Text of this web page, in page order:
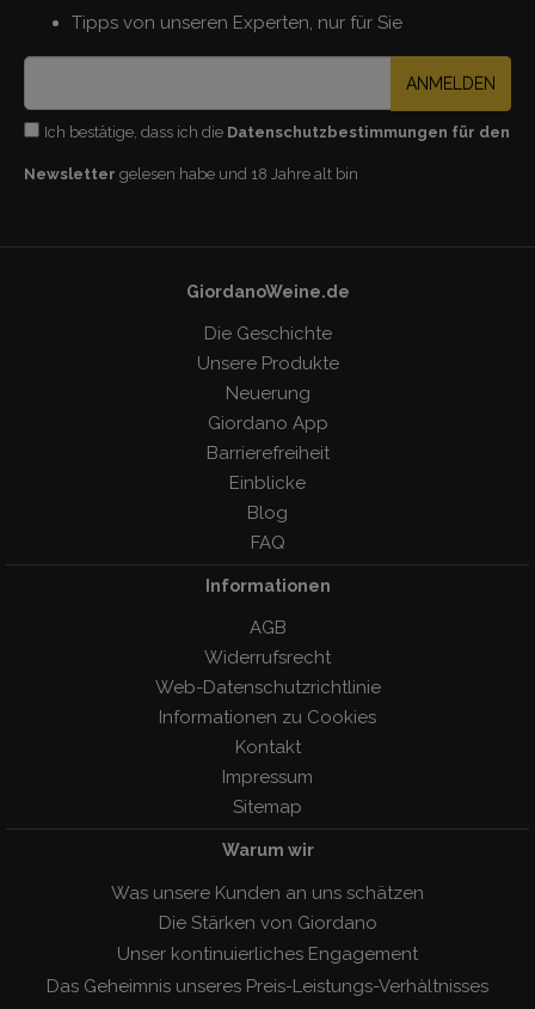
Tipps von unseren Experten, nur für Sie
ANMELDEN
Ich bestätige, dass ich die Datenschutzbestimmungen für den
Newsletter gelesen habe und 18 Jahre alt bin
GiordanoWeine.de
Die Geschichte
Unsere Produkte
Neuerung
Giordano App
Barrierefreiheit
Einblicke
Blog
FAQ
Informationen
AGB
Widerrufsrecht
Web-Datenschutzrichtlinie
Informationen zu Cookies
Kontakt
Impressum
Sitemap
Warum wir
Was unsere Kunden an uns schätzen
Die Stärken von Giordano
Unser kontinuierliches Engagement
Das Geheimnis unseres Preis-Leistungs-Verhàltnisses